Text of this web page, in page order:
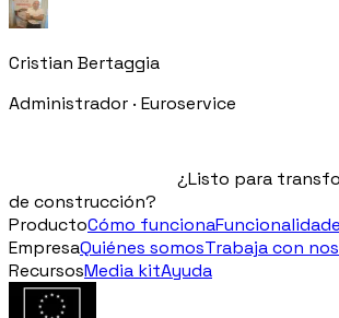
Cristian Bertaggia
Administrador · Euroservice
¿Listo para
de construcción?
ProductoCómo funciona
EmpresaQuiénes somosTrabaja con
RecursosMedia kitAyuda